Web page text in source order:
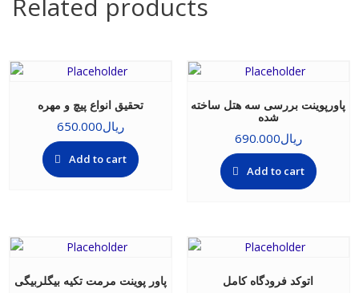
تحقیق انواع پیچ و مهره
ریال650.000
Add to cart
پاورپوینت بررسی سه هتل ساخته
شده
ریال690.000
Add to cart
پاور پوینت مرمت تکیه بیگلربیگی اتوکد فرودگاه کامل